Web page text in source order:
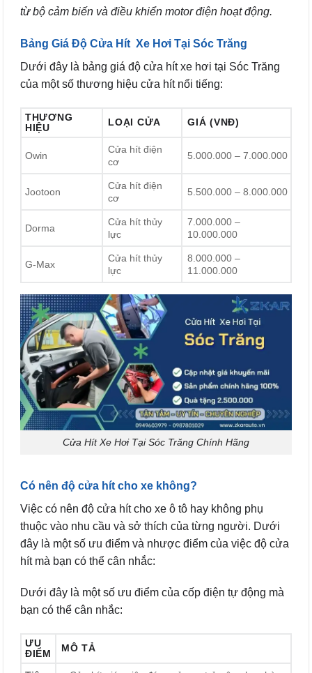
từ bộ cảm biến và điều khiển motor điện hoạt động.
Bảng Giá Độ Cửa Hít Xe Hơi Tại Sóc Trăng
Dưới đây là bảng giá độ cửa hít xe hơi tại Sóc Trăng
của một số thương hiệu cửa hít nổi tiếng:
THƯƠNG
HIỆU
LOẠI CỬA GIÁ (VNĐ)
Owin
Cửa hít điện
cơ
5.000.000 – 7.000.000
Jootoon
Cửa hít điện
cơ
5.500.000 – 8.000.000
Dorma
Cửa hít thủy
lực
7.000.000 –
10.000.000
G-Max
Cửa hít thủy
lực
8.000.000 –
11.000.000
Cửa Hít Xe Hơi Tại Sóc Trăng Chính Hãng
Có nên độ cửa hít cho xe không?
Việc có nên độ cửa hít cho xe ô tô hay không phụ
thuộc vào nhu cầu và sở thích của từng người. Dưới
đây là một số ưu điểm và nhược điểm của việc độ cửa
hít mà bạn có thể cân nhắc:
Dưới đây là một số ưu điểm của cốp điện tự động mà
bạn có thể cân nhắc:
ƯU
ĐIỂM
MÔ TẢ